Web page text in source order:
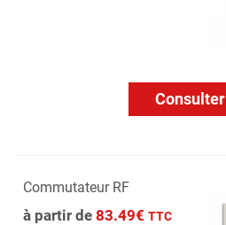
Consulter
Commutateur RF
à partir de 83.49€ TTC